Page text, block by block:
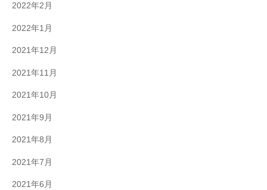
2022年2月
2022年1月
2021年12月
2021年11月
2021年10月
2021年9月
2021年8月
2021年7月
2021年6月